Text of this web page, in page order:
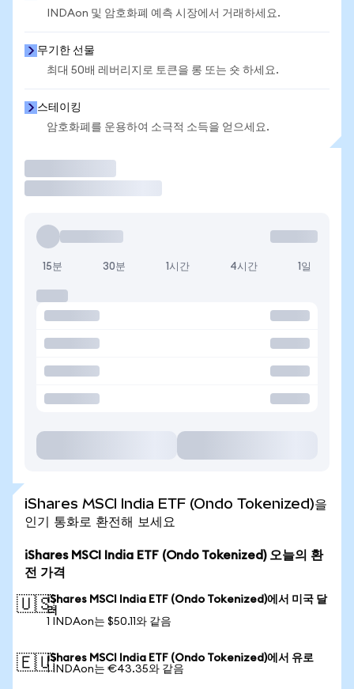
INDAon 및 암호화폐 예측 시장에서 거래하세요.
무기한 선물
최대 50배 레버리지로 토큰을 롱 또는 숏 하세요.
스테이킹
암호화폐를 운용하여 소극적 소득을 얻으세요.
15분 30분 1시간 4시간 1일
iShares MSCI India ETF (Ondo Tokenized)을
인기 통화로 환전해 보세요
iShares MSCI India ETF (Ondo Tokenized) 오늘의 환
전 가격
🇺🇸iShares MSCI India ETF (Ondo Tokenized)에서 미국 달
러
1 INDAon는 $50.11와 같음
🇪🇺iShares MSCI India ETF (Ondo Tokenized)에서 유로
1 INDAon는 €43.35와 같음